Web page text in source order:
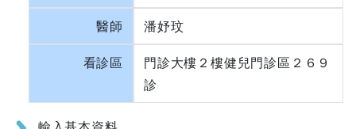
醫師 潘妤玟
看診區
門診大樓２樓健兒門診區２６９
診